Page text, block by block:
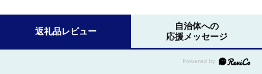
返礼品レビュー
自治体への
応援メッセージ